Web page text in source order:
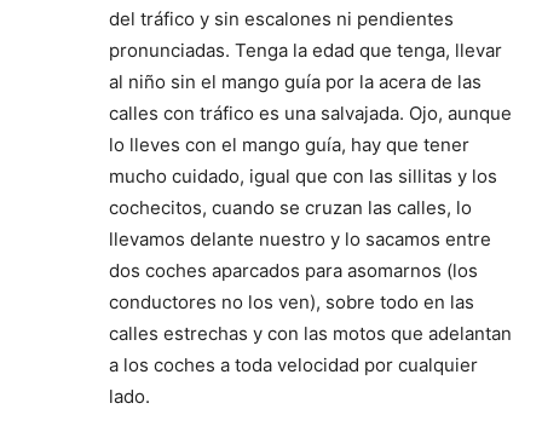
del tráfico y sin escalones ni pendientes
pronunciadas. Tenga la edad que tenga, llevar
al niño sin el mango guía por la acera de las
calles con tráfico es una salvajada. Ojo, aunque
lo lleves con el mango guía, hay que tener
mucho cuidado, igual que con las sillitas y los
cochecitos, cuando se cruzan las calles, lo
llevamos delante nuestro y lo sacamos entre
dos coches aparcados para asomarnos (los
conductores no los ven), sobre todo en las
calles estrechas y con las motos que adelantan
a los coches a toda velocidad por cualquier
lado.